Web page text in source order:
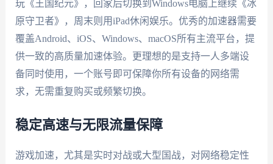
玩《王国纪元》，回家后切换到Windows电脑上继续《冰
原守卫者》，周末则用iPad休闲娱乐。优秀的加速器需要
覆盖Android、iOS、Windows、macOS所有主流平台，提
供一致的高质量加速体验。更理想的是支持一人多端设
备同时使用，一个账号即可保障你所有设备的网络需
求，无需重复购买或频繁切换。
稳定高速与无限流量保障
游戏加速，尤其是实时对战或大型国战，对网络稳定性